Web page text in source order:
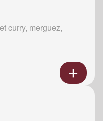
curry, merguez,